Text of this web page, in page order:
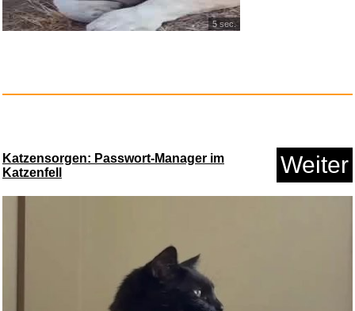
Anzeige
5 sec.
Katzensorgen: Passwort-Manager im
Katzenfell
Weiter